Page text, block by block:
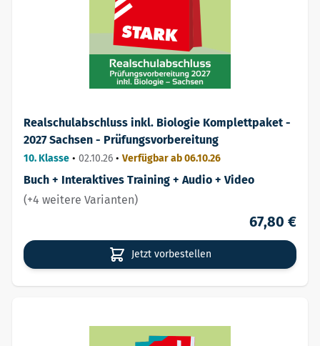
Realschulabschluss inkl. Biologie Komplettpaket -
2027 Sachsen - Prüfungsvorbereitung
10. Klasse • 02.10.26 • Verfügbar ab 06.10.26
Buch + Interaktives Training + Audio + Video
(+4 weitere Varianten)
67,80 €
Jetzt vorbestellen